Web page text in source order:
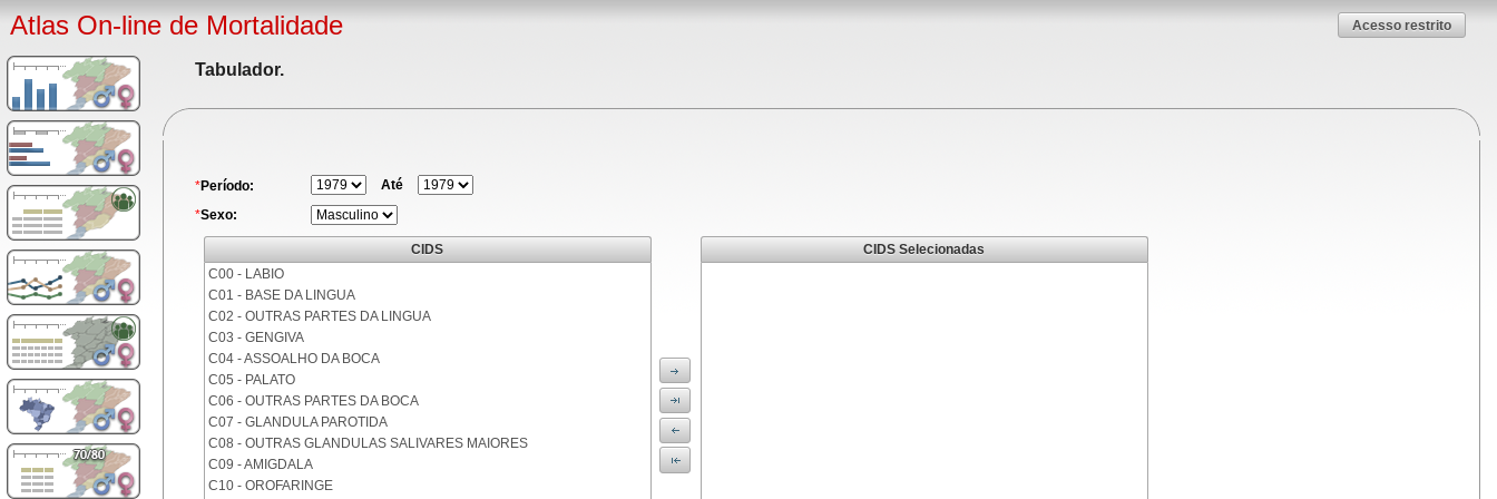
Atlas On-line de Mortalidade Acesso restrito
Tabulador.
*Período:
Até
*Sexo:
CIDS
C00 - LABIO
C01 - BASE DA LINGUA
C02 - OUTRAS PARTES DA LINGUA
C03 - GENGIVA
C04 - ASSOALHO DA BOCA
C05 - PALATO
C06 - OUTRAS PARTES DA BOCA
C07 - GLANDULA PAROTIDA
C08 - OUTRAS GLANDULAS SALIVARES MAIORES
C09 - AMIGDALA
C10 - OROFARINGE
CIDS Selecionadas